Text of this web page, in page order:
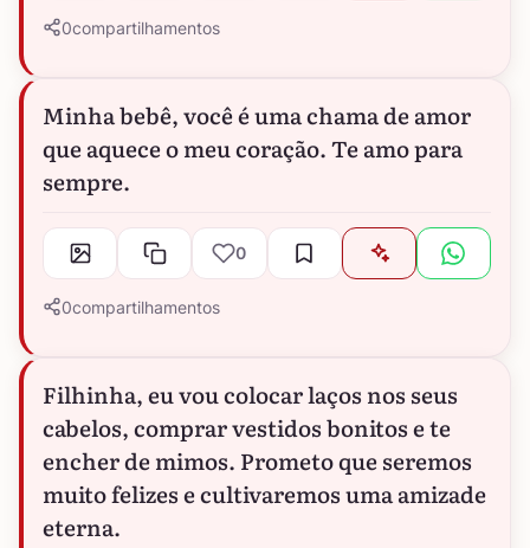
0compartilhamentos
Minha bebê, você é uma chama de amor
que aquece o meu coração. Te amo para
sempre.
0
0compartilhamentos
Filhinha, eu vou colocar laços nos seus
cabelos, comprar vestidos bonitos e te
encher de mimos. Prometo que seremos
muito felizes e cultivaremos uma amizade
eterna.